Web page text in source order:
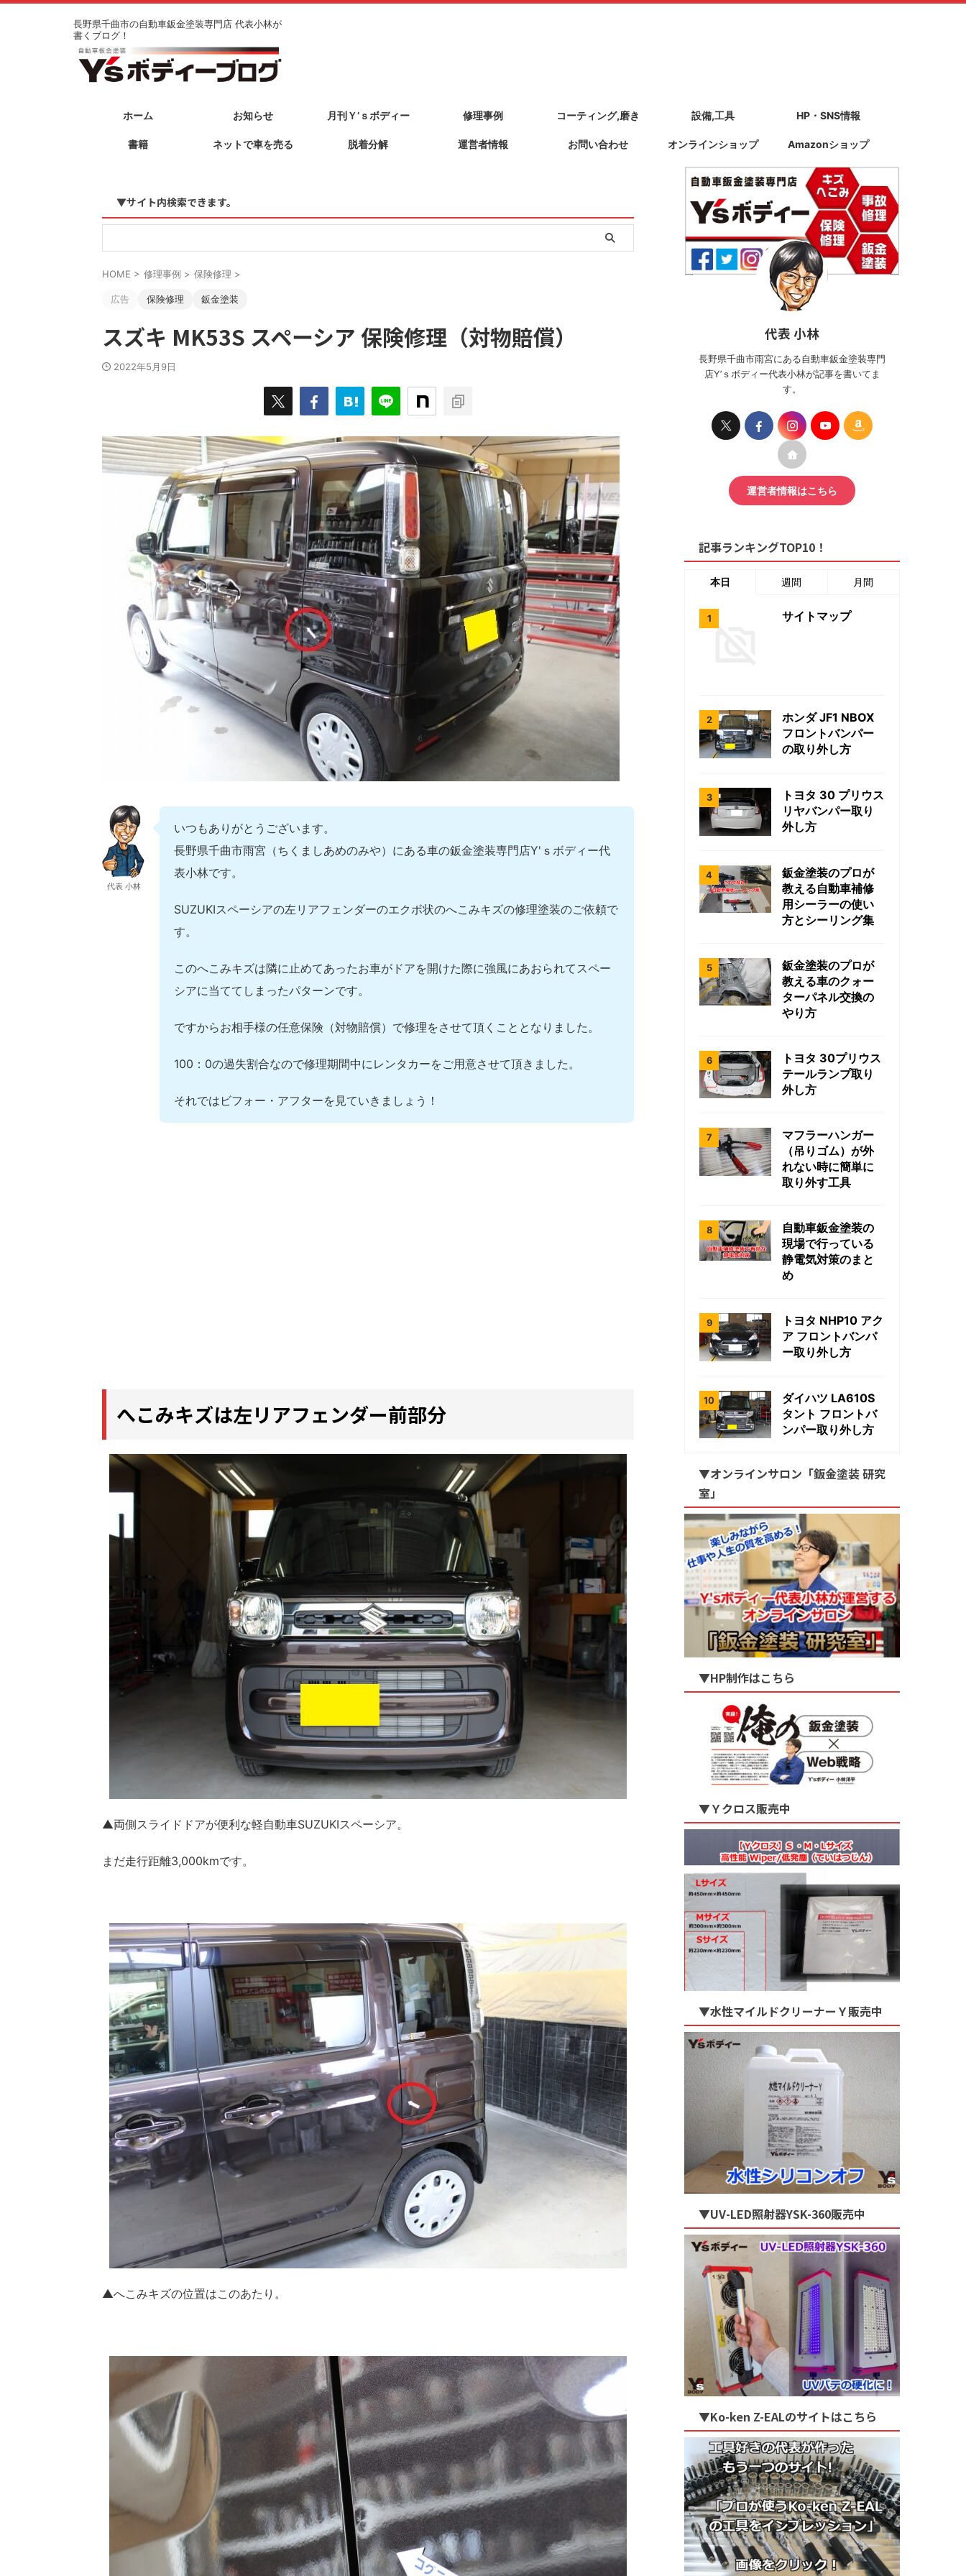
長野県千曲市の自動車鈑金塗装専門店 代表小林が
書くブログ！
ホーム お知らせ 月刊Ｙ’ｓボディー 修理事例 コーティング,磨き 設備,工具 HP・SNS情報
書籍 ネットで車を売る 脱着分解 運営者情報 お問い合わせ オンラインショップ Amazonショップ
▼サイト内検索できます。
HOME > 修理事例 > 保険修理 >
広告 保険修理 鈑金塗装
スズキ MK53S スペーシア 保険修理（対物賠償）
2022年5月9日
代表 小林
いつもありがとうございます。
長野県千曲市雨宮（ちくましあめのみや）にある車の鈑金塗装専門店Y'ｓボディー代
表小林です。
SUZUKIスペーシアの左リアフェンダーのエクボ状のへこみキズの修理塗装のご依頼で
す。
このへこみキズは隣に止めてあったお車がドアを開けた際に強風にあおられてスペー
シアに当ててしまったパターンです。
ですからお相手様の任意保険（対物賠償）で修理をさせて頂くこととなりました。
100：0の過失割合なので修理期間中にレンタカーをご用意させて頂きました。
それではビフォー・アフターを見ていきましょう！
へこみキズは左リアフェンダー前部分
▲両側スライドドアが便利な軽自動車SUZUKIスペーシア。
まだ走行距離3,000kmです。
▲へこみキズの位置はこのあたり。
代表 小林
長野県千曲市雨宮にある自動車鈑金塗装専門
店Y’ｓボディー代表小林が記事を書いてま
す。
運営者情報はこちら
記事ランキングTOP10！
本日 週間 月間
サイトマップ
ホンダ JF1 NBOX
フロントバンパー
の取り外し方
トヨタ 30 プリウス
リヤバンパー取り
外し方
鈑金塗装のプロが
教える自動車補修
用シーラーの使い
方とシーリング集
鈑金塗装のプロが
教える車のクォー
ターパネル交換の
やり方
トヨタ 30プリウス
テールランプ取り
外し方
マフラーハンガー
（吊りゴム）が外
れない時に簡単に
取り外す工具
自動車鈑金塗装の
現場で行っている
静電気対策のまと
め
トヨタ NHP10 アク
ア フロントバンパ
ー取り外し方
ダイハツ LA610S
タント フロントバ
ンパー取り外し方
▼オンラインサロン「鈑金塗装 研究
室」
▼HP制作はこちら
▼Ｙクロス販売中
▼水性マイルドクリーナーＹ販売中
▼UV-LED照射器YSK-360販売中
▼Ko-ken Z-EALのサイトはこちら